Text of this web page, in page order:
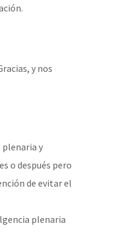
y nos
plenaria y
o después pero
de evitar el
plenaria